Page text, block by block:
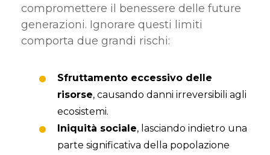
compromettere il benessere delle future
generazioni. Ignorare questi limiti
comporta due grandi rischi:
Sfruttamento eccessivo delle
risorse, causando danni irreversibili agli
ecosistemi.
Iniquità sociale, lasciando indietro una
parte significativa della popolazione